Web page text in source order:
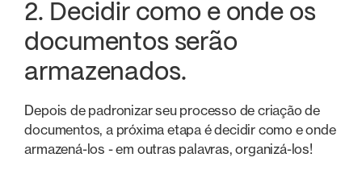
2. Decidir como e onde os
documentos serão
armazenados.
Depois de padronizar seu processo de criação de
documentos, a próxima etapa é decidir como e onde
armazená-los - em outras palavras, organizá-los!